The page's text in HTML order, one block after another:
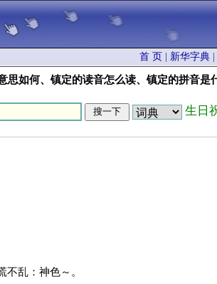
首 页 新华字典
思如何、镇定的读音怎么读、镇定的拼音是
生日
不乱：神色～。